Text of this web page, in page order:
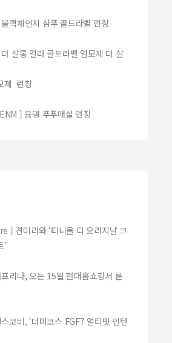
랙체인지 샴푸 골드라벨 런칭
살롱 컬러 골드라벨 염모제 더 살
제 런칭
] 윰댕 푸푸매실 런칭
] 견미리와 ‘티니올 디 오리지날 크
’
리나, 오는 15일 현대홈쇼핑서 론
코비, ‘더미코스 FGF7 얼티밋 인텐